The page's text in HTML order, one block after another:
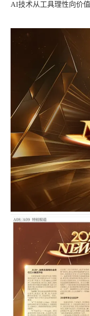
AI技术从工具理性向价